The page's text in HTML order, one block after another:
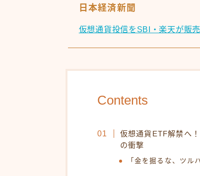
日本経済新聞
仮想通貨投信をSBI・楽天が販
Contents
仮想通貨ETF解禁へ
の衝撃
「金を掘るな、ツル